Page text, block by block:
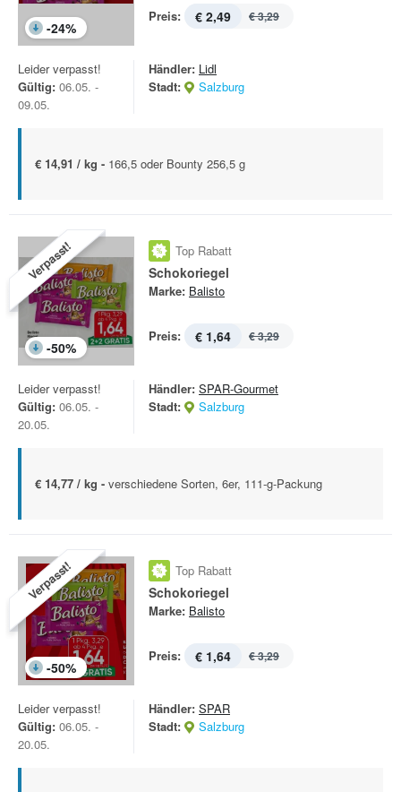
-24%
Preis: € 2,49 € 3,29
Leider verpasst!
Gültig: 06.05. -
09.05.
Händler: Lidl
Stadt:
Salzburg
€ 14,91 / kg - 166,5 oder Bounty 256,5 g
Verpasst!
-50%
Top Rabatt
Schokoriegel
Marke: Balisto
Preis: € 1,64 € 3,29
Leider verpasst!
Gültig: 06.05. -
20.05.
Händler: SPAR-Gourmet
Stadt:
Salzburg
€ 14,77 / kg - verschiedene Sorten, 6er, 111-g-Packung
Verpasst!
-50%
Top Rabatt
Schokoriegel
Marke: Balisto
Preis: € 1,64 € 3,29
Leider verpasst!
Gültig: 06.05. -
20.05.
Händler: SPAR
Stadt:
Salzburg